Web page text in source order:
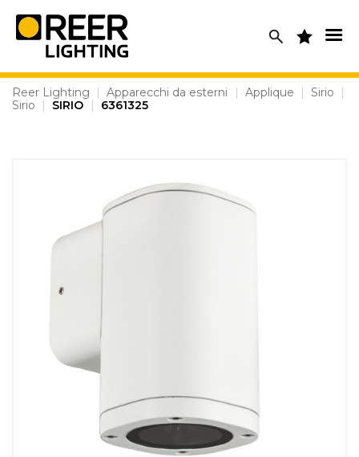
content
Reer Lighting | Apparecchi da esterni | Applique | Sirio
|
Sirio
| SIRIO | 6361325